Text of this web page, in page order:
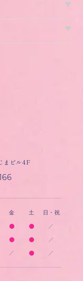
まビル4F
金 土 日・祝
／
／
／ ／